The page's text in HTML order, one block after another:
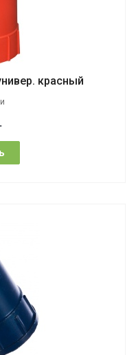
красный